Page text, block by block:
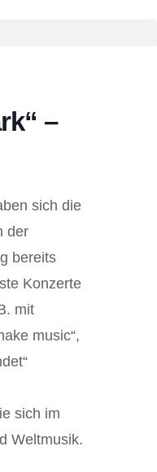
–
sich die
der
bereits
Konzerte
mit
music“,
sich im
Weltmusik.